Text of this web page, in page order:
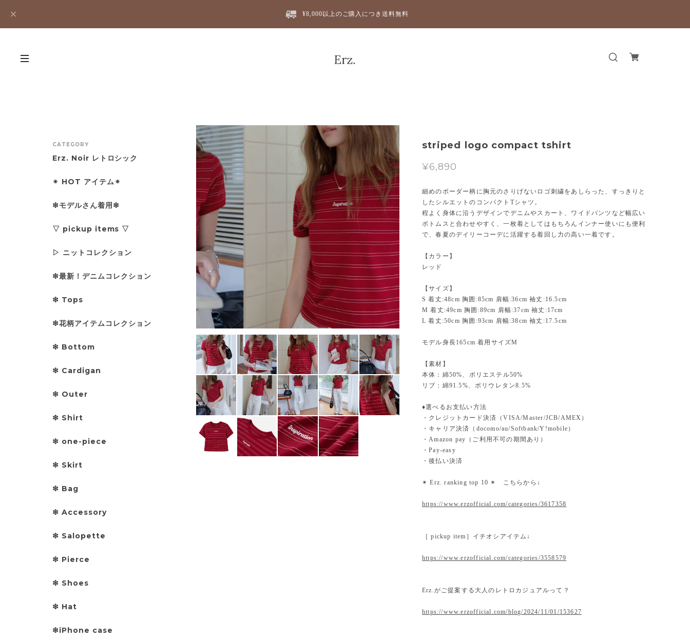
¥8,000以上のご購入につき送料無料
striped logo compact tshirt
¥6,890
細めのボーダー柄に胸元のさりげないロゴ刺繍をあしらった、すっきりと
したシルエットのコンパクトTシャツ。
程よく身体に沿うデザインでデニムやスカート、ワイドパンツなど幅広い
ボトムスと合わせやすく、一枚着としてはもちろんインナー使いにも便利
で、春夏のデイリーコーデに活躍する着回し力の高い一着です。
【カラー】
レッド
【サイズ】
S 着丈:48cm 胸囲:85cm 肩幅:36cm 袖丈:16.5cm
M 着丈:49cm 胸囲:89cm 肩幅:37cm 袖丈:17cm
L 着丈:50cm 胸囲:93cm 肩幅:38cm 袖丈:17.5cm
モデル身長165cm 着用サイズM
【素材】
本体：綿50%、ポリエステル50%
リブ：綿91.5%、ポリウレタン8.5%
♦︎選べるお支払い方法
・クレジットカード決済（VISA/Master/JCB/AMEX）
・キャリア決済（docomo/au/Softbank/Y!mobile）
・Amazon pay（ご利用不可の期間あり）
・Pay-easy
・後払い決済
✴︎ Erz. ranking top 10 ✴︎ こちらから↓
https://www.erzofficial.com/categories/3617358
［ pickup item］イチオシアイテム↓
https://www.erzofficial.com/categories/3558579
Erz.がご提案する大人のレトロカジュアルって？
https://www.erzofficial.com/blog/2024/11/01/153627
CATEGORY
Erz. Noir レトロシック
✴︎ HOT アイテム✴︎
❇︎モデルさん着用❇︎
▽ pickup items ▽
▷ ニットコレクション
❇︎最新！デニムコレクション
❇︎ Tops
❇︎花柄アイテムコレクション
❇︎ Bottom
❇︎ Cardigan
❇︎ Outer
❇︎ Shirt
❇︎ one-piece
❇︎ Skirt
❇︎ Bag
❇︎ Accessory
❇︎ Salopette
❇︎ Pierce
❇︎ Shoes
❇︎ Hat
❇︎iPhone case